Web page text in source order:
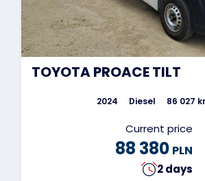
TOYOTA PROACE TILT
2024 Diesel 86 027
Current price
88 380 PLN
2 days